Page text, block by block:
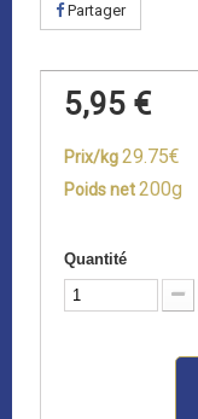
Partager
5,95 €
Prix/kg29.75€
Poids net200g
Quantité